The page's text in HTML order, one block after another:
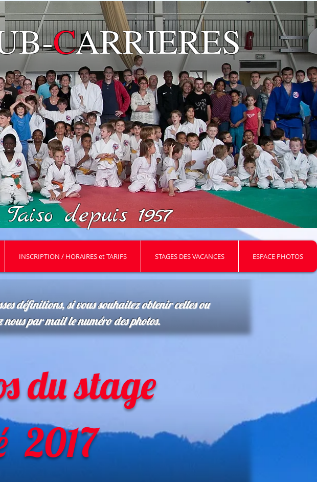
CARRIERES
depuis 1957
INSCRIPTION / HORAIRES et TARIFS STAGES DES VACANCES ESPACE PHOTOS
définitions, si vous souhaitez obtenir celles ou
nous par mail le numéro des photos.
du stage
2017